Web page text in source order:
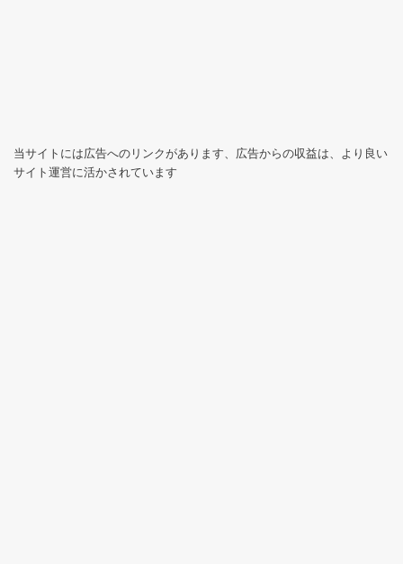
当サイトには広告へのリンクがあります、広告からの収益は、より良い
サイト運営に活かされています